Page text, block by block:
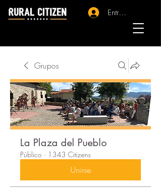
Entrar - Registro
Grupos
La Plaza del Pueblo
Público · 1343 Citizens
Unirse